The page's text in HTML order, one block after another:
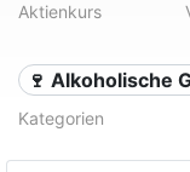
Aktienkurs
🍷 Alkoholische
Kategorien